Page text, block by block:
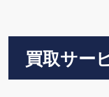
買取サー